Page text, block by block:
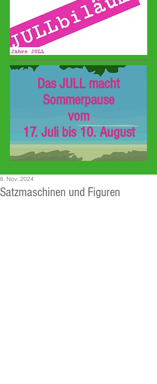
Das JULL macht
Sommerpause
vom
17. Juli bis 10. August
Satzmaschinen und Figuren
8. Nov. 2024